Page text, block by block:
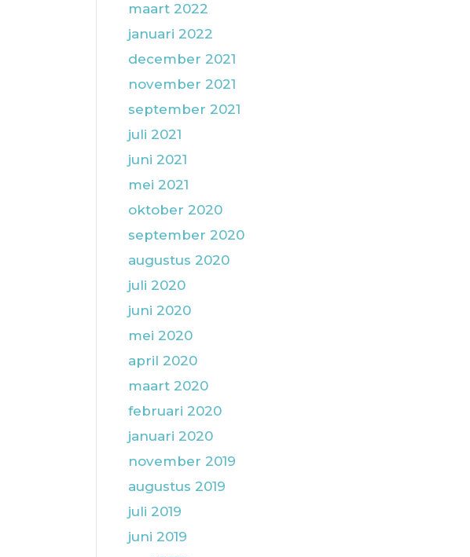
maart 2022
januari 2022
december 2021
november 2021
september 2021
juli 2021
juni 2021
mei 2021
oktober 2020
september 2020
augustus 2020
juli 2020
juni 2020
mei 2020
april 2020
maart 2020
februari 2020
januari 2020
november 2019
augustus 2019
juli 2019
juni 2019